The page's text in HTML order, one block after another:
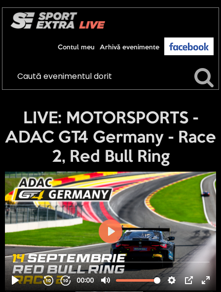
Arhivă evenimente
Contul meu
LIVE: MOTORSPORTS -
ADAC GT4 Germany - Race
2, Red Bull Ring